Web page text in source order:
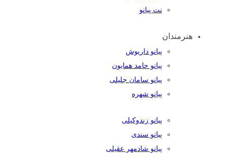
نت پیانو
هنرمندان
پیانو داریوش
پیانو حامد همایون
پیانو سامان جلیلی
پیانو شهره
پیانو زندوکیلی
پیانو سندی
پیانو شادمهر عقیلی